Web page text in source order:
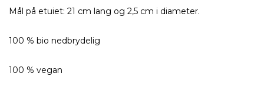
Mål på etuiet: 21 cm lang og 2,5 cm i diameter.
100 % bio nedbrydelig
100 % vegan